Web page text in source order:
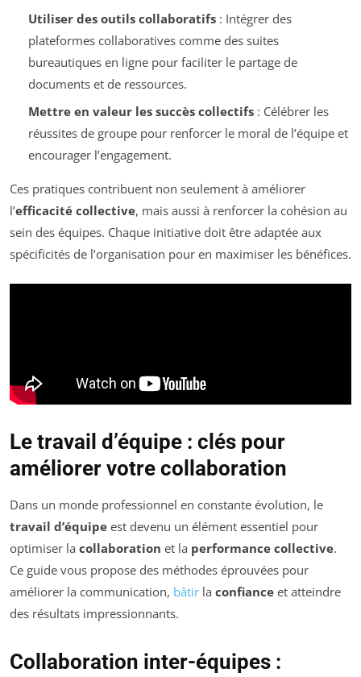
Utiliser des outils collaboratifs: Intégrer des
plateformes collaboratives comme des suites
bureautiques en ligne pour faciliter le partage de
documents et de ressources.
Mettre en valeur les succès collectifs: Célébrer les
réussites de groupe pour renforcer le moral de l’équipe et
encourager l’engagement.
Ces pratiques contribuent non seulement à améliorer
l’efficacité collective, mais aussi à renforcer la cohésion au
sein des équipes. Chaque initiative doit être adaptée aux
spécificités de l’organisation pour en maximiser les bénéfices.
Le travail d’équipe : clés pour
améliorer votre collaboration
Dans un monde professionnel en constante évolution, le
travail d’équipe est devenu un élément essentiel pour
optimiser la collaboration et la performance collective.
Ce guide vous propose des méthodes éprouvées pour
améliorer la communication, bâtir la confiance et atteindre
des résultats impressionnants.
Collaboration inter-équipes :